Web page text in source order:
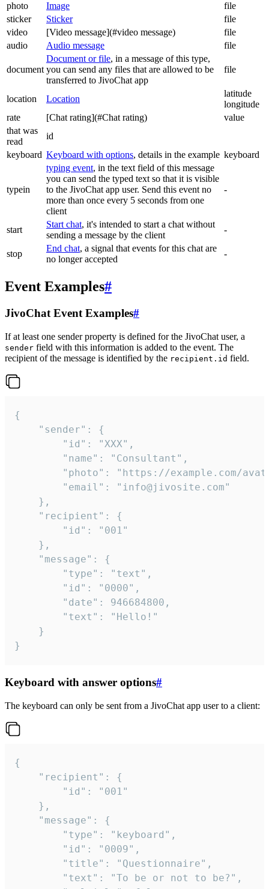
photo
Image
file
sticker
Sticker
file
video
[Video message](#video message)
file
audio
Audio message file
document
Document or file, in a message of this type,
you can send any files that are allowed to be
transferred to JivoChat app
file
location Location
latitude
longitude
rate
[Chat rating](#Chat rating)
value
that was
read
id
keyboard Keyboard with options, details in the example keyboard
typein
typing event, in the text field of this message
you can send the typed text so that it is visible
to the JivoChat app user. Send this event no
more than once every 5 seconds from one
client
-
start
Start chat, it's intended to start a chat without
sending a message by the client
-
stop
End chat, a signal that events for this chat are
no longer accepted
-
Event Examples#
JivoChat Event Examples#
If at least one sender property is defined for the JivoChat user, a
sender field with this information is added to the event. The
recipient of the message is identified by the recipient.id field.
{
}
Keyboard with answer options#
The keyboard can only be sent from a JivoChat app user to a client:
{